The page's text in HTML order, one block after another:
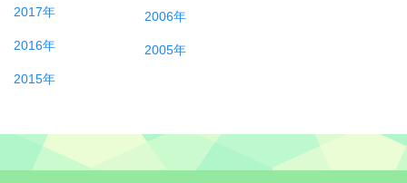
2017年
2016年
2015年
2006年
2005年